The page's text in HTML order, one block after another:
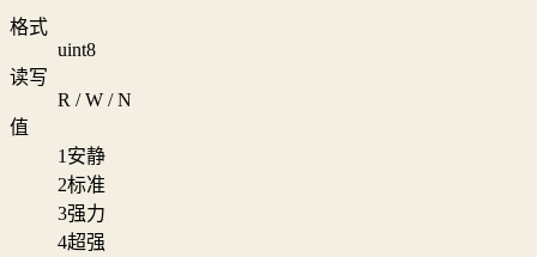
格式
uint8
读写
R / W / N
值
1 安静
2标准
3强力
4超强